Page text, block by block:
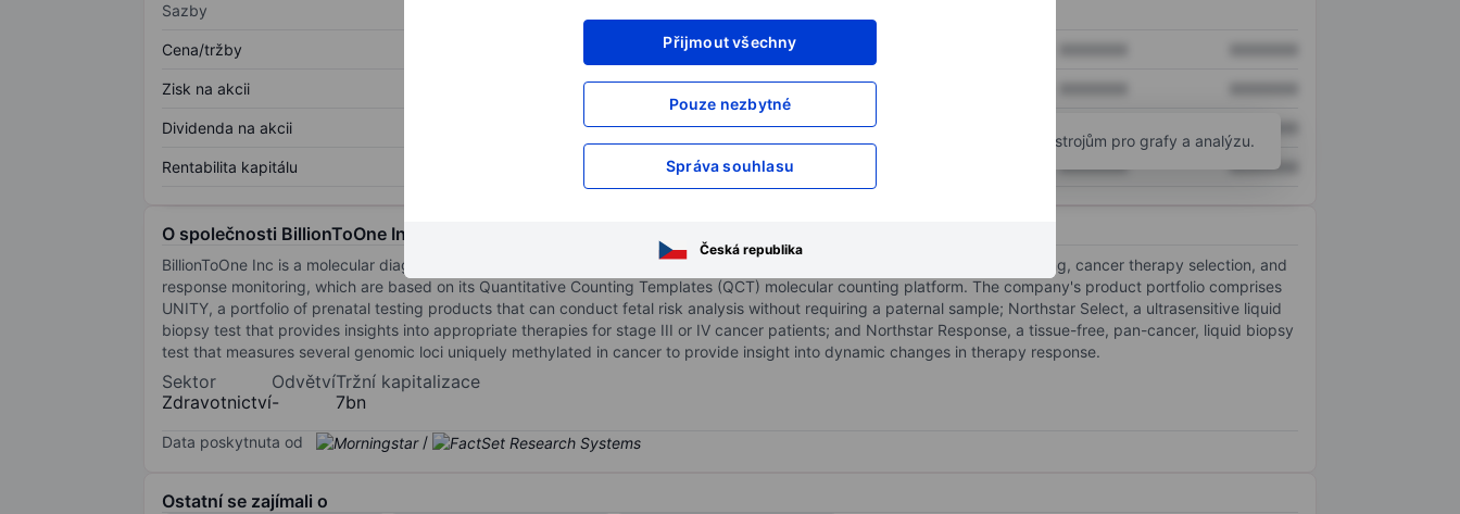
Přijmout všechny
Pouze nezbytné
Správa souhlasu
Česká republika
Sazby
Cena/tržby XXXXXXX
Zisk na akcii XXXXXXX
Dividenda na akcii XXXXXXX
Rentabilita kapitálu XXXXXXX XXXXXXX XXXXXXX
Otevřete si účeta získejte přístup k pokročilým nástrojům pro grafy a analýzu.
O společnosti BillionToOne Inc
BillionToOne Inc is a molecular diagnostics company. It offers a portfolio of ultrasensitive tests covering prenatal genetic testing, cancer therapy selection, and
response monitoring, which are based on its Quantitative Counting Templates (QCT) molecular counting platform. The company's product portfolio comprises
UNITY, a portfolio of prenatal testing products that can conduct fetal risk analysis without requiring a paternal sample; Northstar Select, a ultrasensitive liquid
biopsy test that provides insights into appropriate therapies for stage III or IV cancer patients; and Northstar Response, a tissue-free, pan-cancer, liquid biopsy
test that measures several genomic loci uniquely methylated in cancer to provide insight into dynamic changes in therapy response.
Sektor
Zdravotnictví
Odvětví
-
Tržní kapitalizace
7bn
Data poskytnuta od /
Ostatní se zajímali o